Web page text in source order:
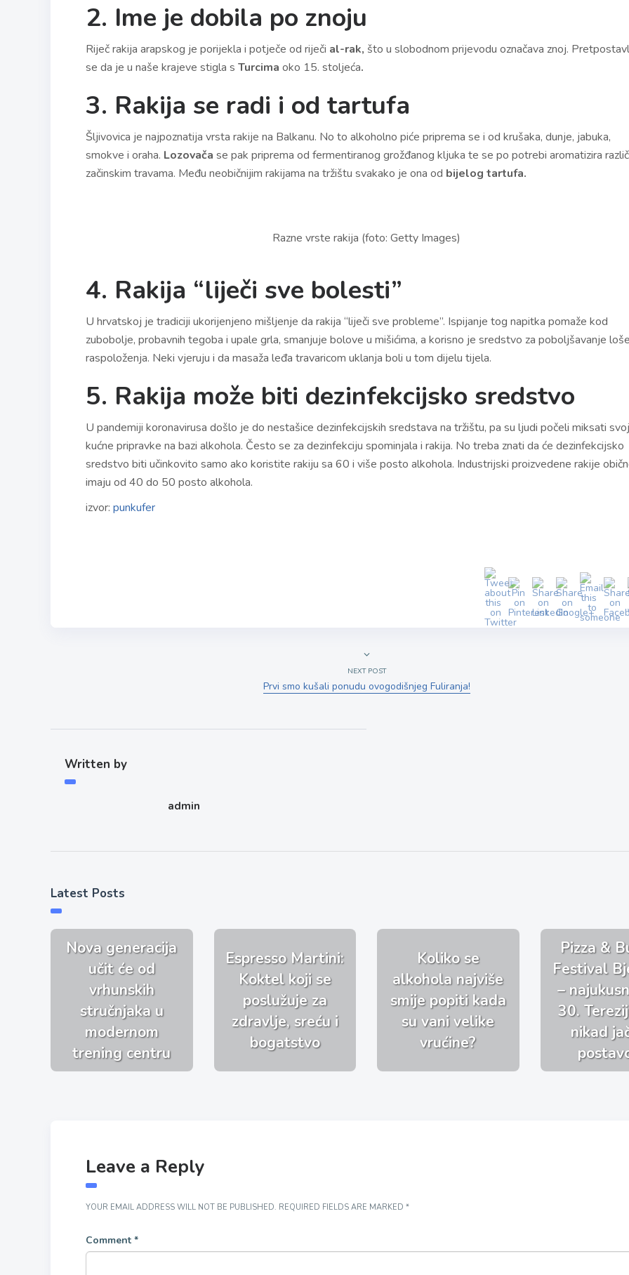
2. Ime je dobila po znoju
Riječ rakija arapskog je porijekla i potječe od riječi al-rak, što u slobodnom prijevodu označava znoj.
se da je u naše krajeve stigla s Turcima oko 15. stoljeća.
3. Rakija se radi i od tartufa
Šljivovica je najpoznatija vrsta rakije na Balkanu. No to alkoholno piće priprema se i od krušaka, dunje, jabuka,
smokve i oraha. Lozovača se pak priprema od fermentiranog grožđanog kljuka te se po potrebi aromatizira
začinskim travama. Među neobičnijim rakijama na tržištu svakako je ona od bijelog tartufa.
Razne vrste rakija (foto: Getty Images)
4. Rakija “liječi sve bolesti”
U hrvatskoj je tradiciji ukorijenjeno mišljenje da rakija “liječi sve probleme”. Ispijanje tog napitka pomaže kod
zubobolje, probavnih tegoba i upale grla, smanjuje bolove u mišićima, a korisno je sredstvo za poboljšavanje
raspoloženja. Neki vjeruju i da masaža leđa travaricom uklanja boli u tom dijelu tijela.
5. Rakija može biti dezinfekcijsko sredstvo
U pandemiji koronavirusa došlo je do nestašice dezinfekcijskih sredstava na tržištu, pa su ljudi počeli miksati
kućne pripravke na bazi alkohola. Često se za dezinfekciju spominjala i rakija. No treba znati da će dezinfekcijsko
sredstvo biti učinkovito samo ako koristite rakiju sa 60 i više posto alkohola. Industrijski proizvedene rakije
imaju od 40 do 50 posto alkohola.
izvor: punkufer
NEXT POST
Prvi smo kušali ponudu ovogodišnjeg Fuliranja!
Written by
admin
Latest Posts
Nova generacija
učit će od
vrhunskih
stručnjaka u
modernom
trening centru
Espresso Martini:
Koktel koji se
poslužuje za
zdravlje, sreću i
bogatstvo
Koliko se
alkohola najviše
smije popiti kada
su vani velike
vrućine?
Pizza &
Festival
–
30.
nikad
Leave a Reply
YOUR EMAIL ADDRESS WILL NOT BE PUBLISHED. REQUIRED FIELDS ARE MARKED *
Comment *